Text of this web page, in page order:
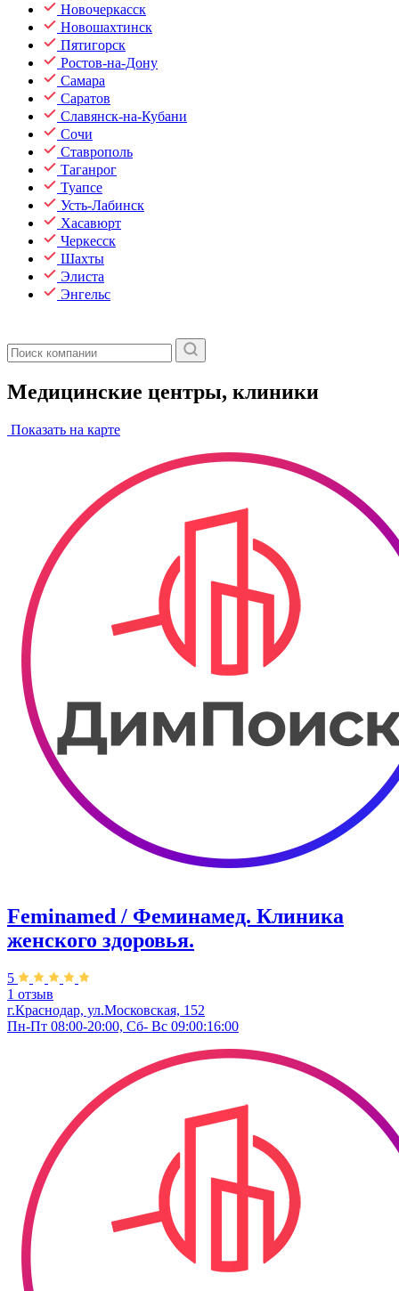
Новочеркасск
Новошахтинск
Пятигорск
Ростов-на-Дону
Самара
Саратов
Славянск-на-Кубани
Сочи
Ставрополь
Таганрог
Туапсе
Усть-Лабинск
Хасавюрт
Черкесск
Шахты
Элиста
Энгельс
Медицинские центры, клиники
Показать на карте
Feminamed / Феминамед. Клиника
женского здоровья.
5
1 отзыв
г.Краснодар, ул.Московская, 152
Пн-Пт 08:00-20:00, Сб- Вс 09:00:16:00